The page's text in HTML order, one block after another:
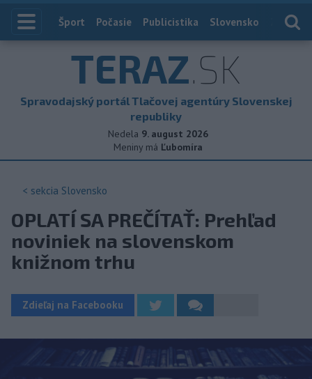
Index
Šport Počasie Publicistika Slovensko
TERAZ.SK
Spravodajský portál Tlačovej agentúry Slovenskej
republiky
Nedela 9. august 2026
Meniny má Ľubomíra
< sekcia Slovensko
OPLATÍ SA PREČÍTAŤ: Prehľad
noviniek na slovenskom
knižnom trhu
Zdieľaj na Facebooku